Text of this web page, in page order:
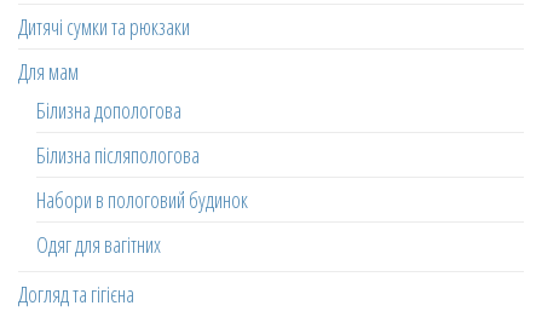
Дитячі сумки та рюкзаки
Для мам
Білизна допологова
Білизна післяпологова
Набори в пологовий будинок
Одяг для вагітних
Догляд та гігієна